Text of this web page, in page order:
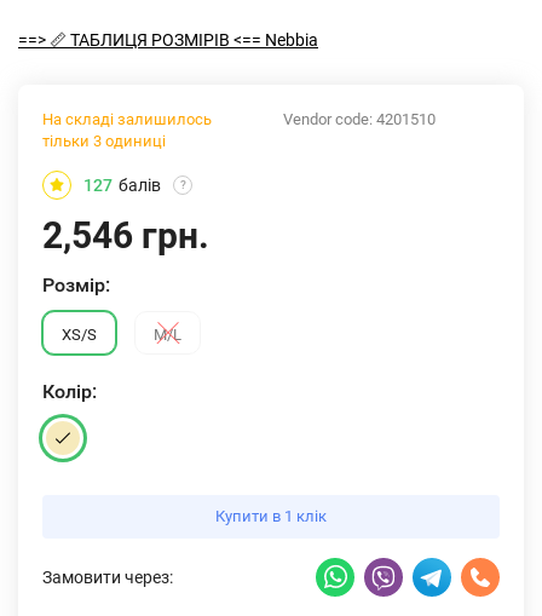
==> 📏 ТАБЛИЦЯ РОЗМІРІВ <== Nebbia
Vendor code: 4201510
На складі залишилось
тільки 3 одиниці
127 балів ?
2,546 грн.
Розмiр:
XS/S M/L
Колiр:
Купити в 1 клік
Замовити через: